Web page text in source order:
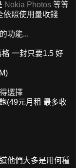
Nokia Photos 等等
依照使用量收錢
功能...
一封只要1.5 好
選擇
(49元月租 最多收
他們大多是用何種